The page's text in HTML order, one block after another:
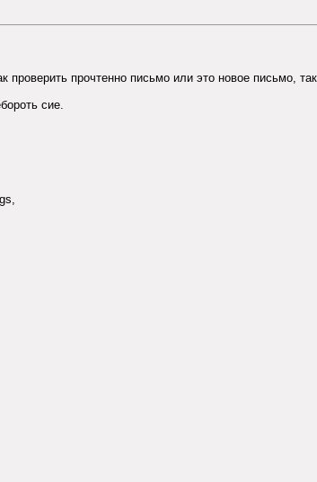
проверить прочтенно письмо или это новое письмо,
сие.